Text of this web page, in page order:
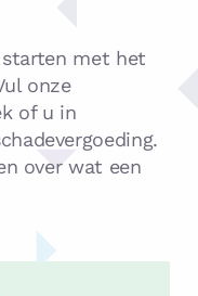
met het
onze
of u in
over wat een